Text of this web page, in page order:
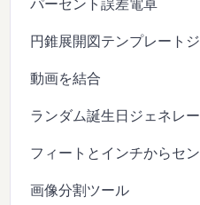
円錐展開図テンプレート
動画を結合
ランダム誕生日ジェネレ
フィートとインチからセ
画像分割ツール